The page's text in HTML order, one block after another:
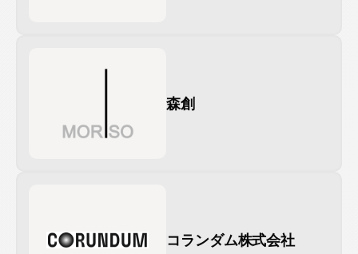
森創
コランダム株式会社